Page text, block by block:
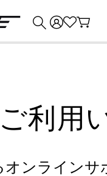
利用
ンラインサ